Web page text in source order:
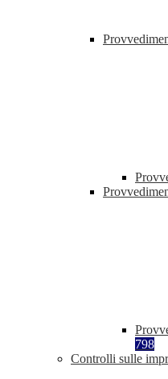
798
Controlli sulle